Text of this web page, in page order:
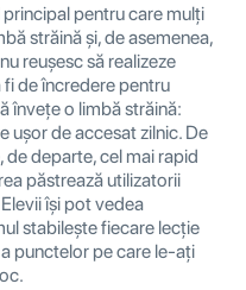
pentru care mulți
străină și, de asemenea,
reușesc să realizeze
de încredere pentru
învețe o limbă străină:
ușor de accesat zilnic. De
departe, cel mai rapid
păstrează utilizatorii
își pot vedea
stabilește fiecare lecție
punctelor pe care le-ați